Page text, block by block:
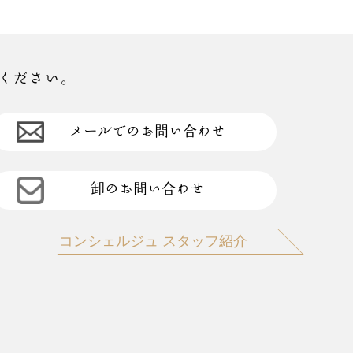
さい。
メールでのお問い合わせ
卸のお問い合わせ
コンシェルジュ スタッフ紹介